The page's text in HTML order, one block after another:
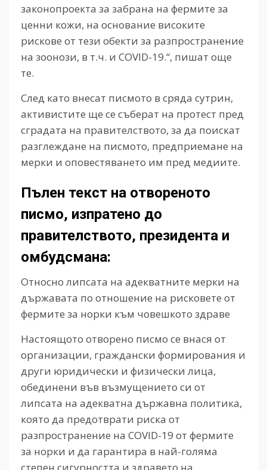
законопроекта за забрана на фермите за
ценни кожи, на основание високите
рискове от тези обекти за разпространение
на зоонози, в т.ч. и COVID-19.“, пишат още
те.
След като внесат писмото в сряда сутрин,
активистите ще се съберат на протест пред
сградата на правителството, за да поискат
разглеждане на писмото, предприемане на
мерки и оповестяването им пред медиите.
Пълен текст на отвореното
писмо, изпратено до
правителството, президента и
омбудсмана:
Относно липсата на адекватните мерки на
държавата по отношение на рисковете от
фермите за норки към човешкото здраве
Настоящото отворено писмо се внася от
организации, граждански формирования и
други юридически и физически лица,
обединени във възмущението си от
липсата на адекватна държавна политика,
която да предотврати риска от
разпространение на COVID-19 от фермите
за норки и да гарантира в най-голяма